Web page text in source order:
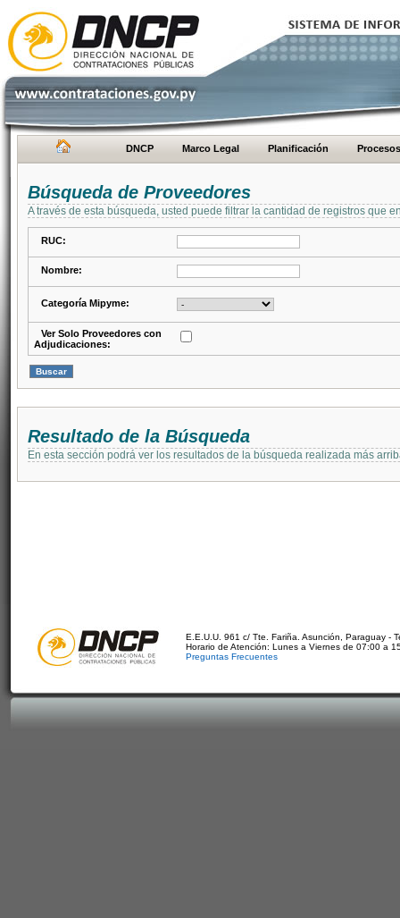
DNCP Marco Legal Planificación Procesos
Búsqueda de Proveedores
A través de esta búsqueda, usted puede filtrar la cantidad de registros que
RUC:
Nombre:
Categoría Mipyme:
Ver Solo Proveedores con
Adjudicaciones:
Resultado de la Búsqueda
En esta sección podrá ver los resultados de la búsqueda realizada más
E.E.U.U. 961 c/ Tte. Fariña. Asunción, Paraguay -
Horario de Atención: Lunes a Viernes de 07:00 a
Preguntas Frecuentes